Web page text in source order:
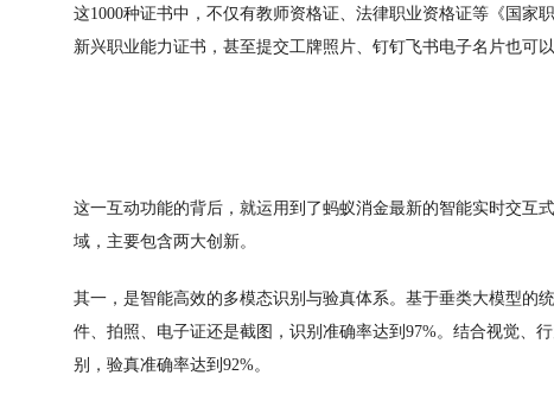
这1000种证书中，不仅有教师资格证、法律职业资格证等《国
新兴职业能力证书，甚至提交工牌照片、钉钉飞书电子名片也可以
这一互动功能的背后，就运用到了蚂蚁消金最新的智能实时交互
域，主要包含两大创新。
其一，是智能高效的多模态识别与验真体系。基于垂类大模型的
件、拍照、电子证还是截图，识别准确率达到97%。结合视觉、
别，验真准确率达到92%。